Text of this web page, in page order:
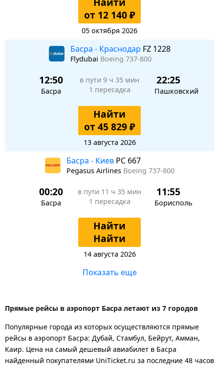
от 12 140 ₽
05 октября 2026
Басра - Краснодар FZ 1228
Flydubai Boeing 737-800
12:50
Басра
в пути 9 ч 35 мин
1 пересадка
22:25
Пашковский
Найти
от 45 829 ₽
13 августа 2026
Басра - Киев PC 667
Pegasus Airlines Boeing 737-800
00:20
Басра
в пути 11 ч 35 мин
1 пересадка
11:55
Борисполь
Найти
Найти
14 августа 2026
Показать еще
Прямые рейсы в аэропорт Басра летают из 7 городов
Популярные города из которых осуществляются прямые
рейсы в аэропорт Басра: Дубай, Стамбул, Бейрут, Амман,
Каир. Цена на самый дешевый авиабилет в Басра
найденный покупателями UniTicket.ru за последние 48 часов